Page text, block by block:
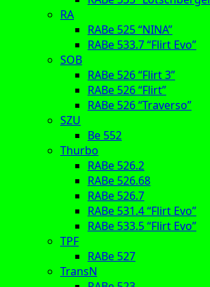
RA
RABe 525 “NINA”
RABe 533.7 “Flirt Evo”
SOB
RABe 526 “Flirt 3”
RABe 526 “Flirt”
RABe 526 “Traverso”
SZU
Be 552
Thurbo
RABe 526.2
RABe 526.68
RABe 526.7
RABe 531.4 “Flirt Evo”
RABe 533.5 “Flirt Evo”
TPF
RABe 527
TransN